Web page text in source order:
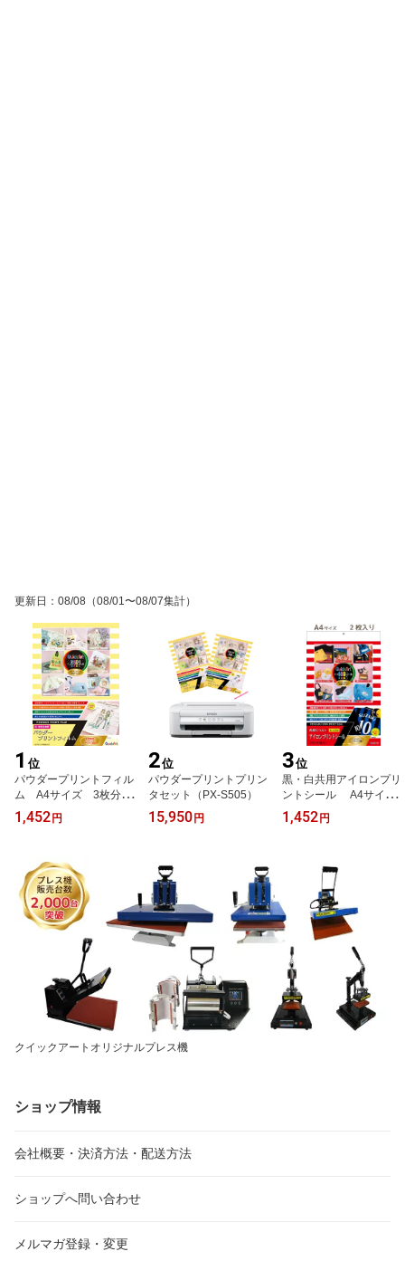
更新日 ： 08/08 （08/01〜08/07集計）
1 位
パウダープリントフィル
ム A4サイズ 3枚分入
り
1,452円
2位
パウダープリントプリン
タセット（PX-S505）
15,950円
3位
黒・白共用アイロンプリ
ントシール A4サイ
ズ 2枚入り
1,452円
クイックアートオリジナルプレス機
ショップ情報
会社概要・決済方法・配送方法
ショップへ問い合わせ
メルマガ登録・変更